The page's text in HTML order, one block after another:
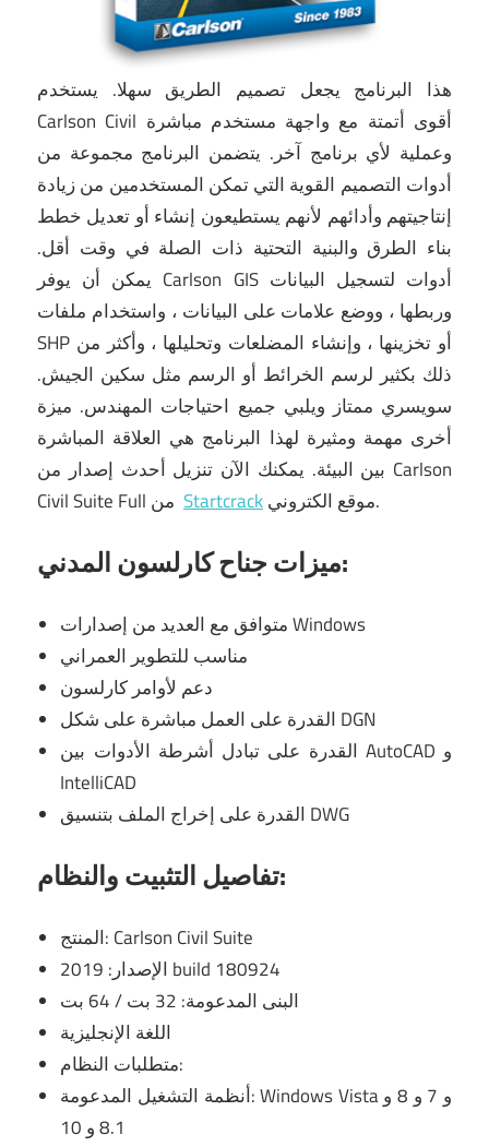
هذا البرنامج يجعل تصميم الطريق سهلا. يستخدم
Carlson Civil أقوى أتمتة مع واجهة مستخدم مباشرة
وعملية لأي برنامج آخر. يتضمن البرنامج مجموعة من
أدوات التصميم القوية التي تمكن المستخدمين من زيادة
إنتاجيتهم وأدائهم لأنهم يستطيعون إنشاء أو تعديل خطط
بناء الطرق والبنية التحتية ذات الصلة في وقت أقل.
يمكن أن يوفر Carlson GIS أدوات لتسجيل البيانات
وربطها ، ووضع علامات على البيانات ، واستخدام ملفات
SHP أو تخزينها ، وإنشاء المضلعات وتحليلها ، وأكثر من
ذلك بكثير لرسم الخرائط أو الرسم مثل سكين الجيش.
سويسري ممتاز ويلبي جميع احتياجات المهندس. ميزة
أخرى مهمة ومثيرة لهذا البرنامج هي العلاقة المباشرة
بين البيئة. يمكنك الآن تنزيل أحدث إصدار من Carlson
Startcrack موقع الكتروني.
ميزات جناح كارلسون المدني:
متوافق مع العديد من إصدارات Windows
مناسب للتطوير العمراني
دعم لأوامر كارلسون
القدرة على العمل مباشرة على شكل DGN
القدرة على تبادل أشرطة الأدوات بين AutoCAD و
IntelliCAD
القدرة على إخراج الملف بتنسيق DWG
تفاصيل التثبيت والنظام:
المنتج: Carlson Civil Suite
الإصدار: 2019 build 180924
البنى المدعومة: 32 بت / 64 بت
اللغة الإنجليزية
متطلبات النظام:
أنظمة التشغيل المدعومة: Windows Vista و 7 و 8 و
8.1 و 10